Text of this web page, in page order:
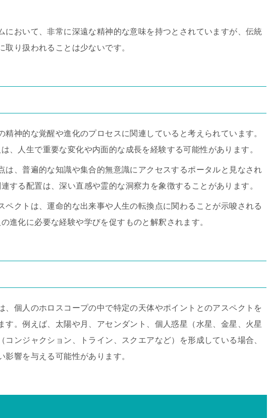
において、非常に深遠な精神的な意味を持つとされていますが、伝統
り扱われることは少ないです。
精神的な覚醒や進化のプロセスに関連していると考えられています。
、人生で重要な変化や内面的な成長を経験する可能性があります。
は、普遍的な知識や集合的無意識にアクセスするポータルと見なされ
する配置は、深い直感や霊的な洞察力を象徴することがあります。
ペクトは、運命的な出来事や人生の転換点に関わることが示唆される
進化に必要な経験や学びを促すものと解釈されます。
、個人のホロスコープの中で特定の天体やポイントとのアスペクトを
す。例えば、太陽や月、アセンダント、個人惑星（水星、金星、火星
コンジャクション、トライン、スクエアなど）を形成している場合、
響を与える可能性があります。